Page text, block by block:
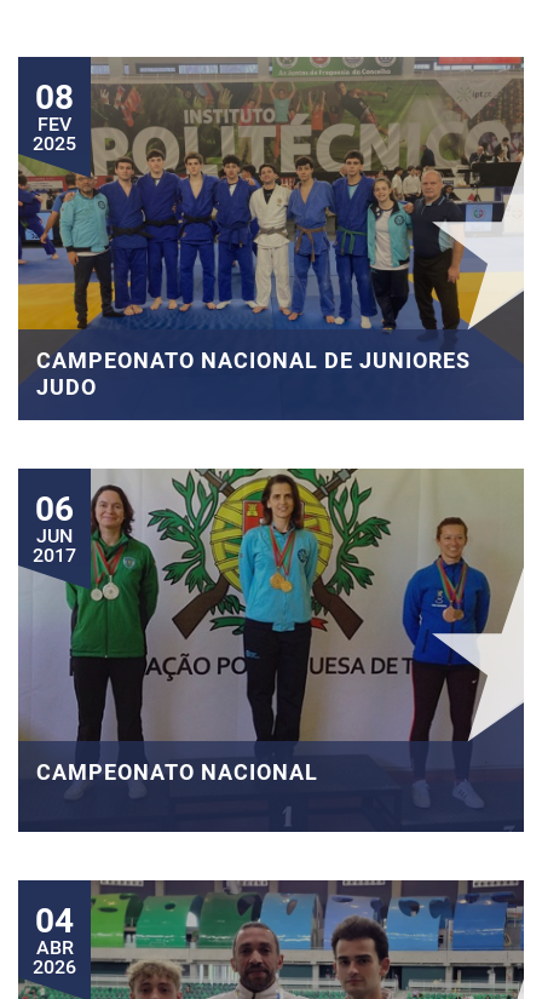
08
FEV
2025
CAMPEONATO NACIONAL DE JUNIORES
JUDO
06
JUN
2017
CAMPEONATO NACIONAL
04
ABR
2026